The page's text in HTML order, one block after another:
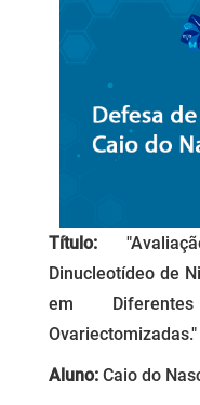
Título:
Dinucleotídeo de
em
Ovariectomizadas."
Aluno: Caio do